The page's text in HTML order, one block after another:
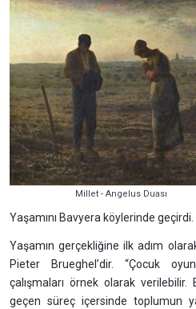
Millet - Angelus Duası
Yaşamını Bavyera köylerinde geçirdi.
Yaşamın gerçekliğine ilk adım
Pieter Brueghel’dir. “Çocuk
çalışmaları örnek olarak verilebilir.
geçen süreç içersinde toplumun